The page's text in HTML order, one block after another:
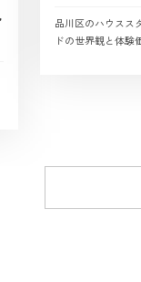
品川区のハウスス
ドの世界観と体験